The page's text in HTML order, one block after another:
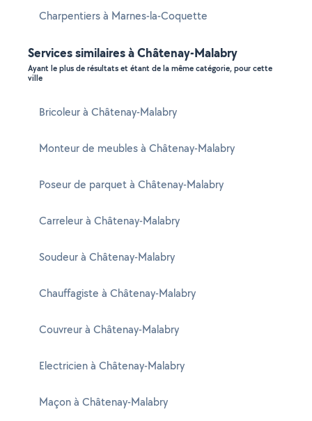
Charpentiers à Marnes-la-Coquette
Services similaires à Châtenay-Malabry
Ayant le plus de résultats et étant de la même catégorie, pour cette
ville
Bricoleur à Châtenay-Malabry
Monteur de meubles à Châtenay-Malabry
Poseur de parquet à Châtenay-Malabry
Carreleur à Châtenay-Malabry
Soudeur à Châtenay-Malabry
Chauffagiste à Châtenay-Malabry
Couvreur à Châtenay-Malabry
Electricien à Châtenay-Malabry
Maçon à Châtenay-Malabry